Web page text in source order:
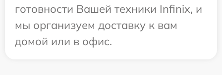
готовности Вашей техники Infinix, и
мы организуем доставку к вам
домой или в офис.